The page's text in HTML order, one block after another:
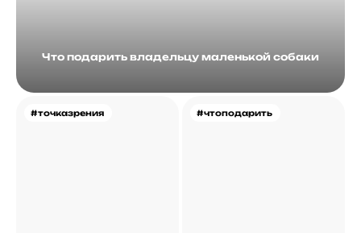
Что подарить владельцу маленькой собаки
#точказрения #чтоподарить